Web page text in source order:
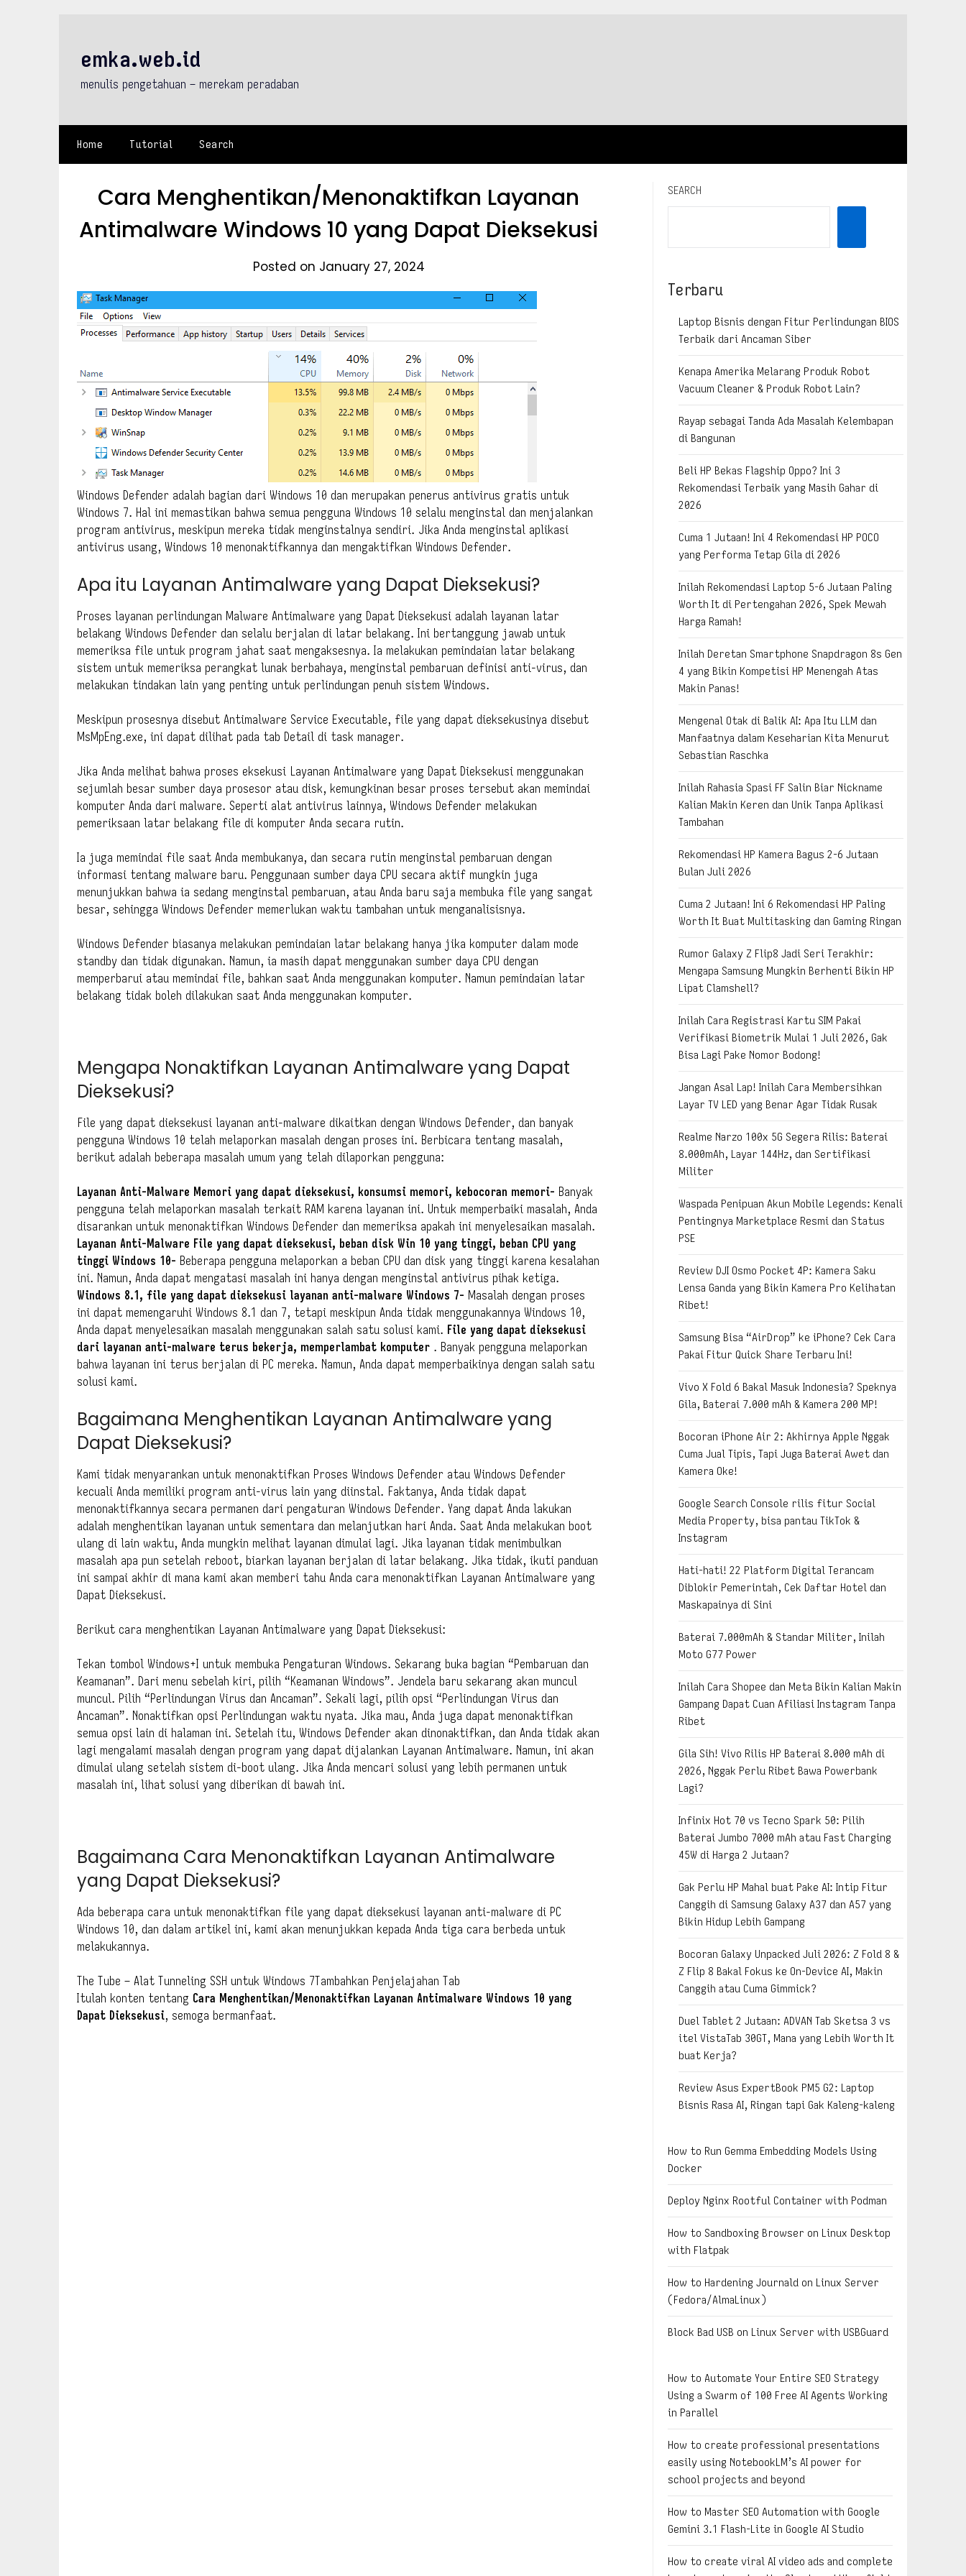
emka.web.id
menulis pengetahuan – merekam peradaban
Home Tutorial Search
Cara Menghentikan/Menonaktifkan Layanan
Antimalware Windows 10 yang Dapat Dieksekusi
Posted on January 27, 2024
Windows Defender adalah bagian dari Windows 10 dan merupakan penerus antivirus gratis untuk
Windows 7. Hal ini memastikan bahwa semua pengguna Windows 10 selalu menginstal dan menjalankan
program antivirus, meskipun mereka tidak menginstalnya sendiri. Jika Anda menginstal aplikasi
antivirus usang, Windows 10 menonaktifkannya dan mengaktifkan Windows Defender.
Apa itu Layanan Antimalware yang Dapat Dieksekusi?
Proses layanan perlindungan Malware Antimalware yang Dapat Dieksekusi adalah layanan latar
belakang Windows Defender dan selalu berjalan di latar belakang. Ini bertanggung jawab untuk
memeriksa file untuk program jahat saat mengaksesnya. Ia melakukan pemindaian latar belakang
sistem untuk memeriksa perangkat lunak berbahaya, menginstal pembaruan definisi anti-virus, dan
melakukan tindakan lain yang penting untuk perlindungan penuh sistem Windows.
Meskipun prosesnya disebut Antimalware Service Executable, file yang dapat dieksekusinya disebut
MsMpEng.exe, ini dapat dilihat pada tab Detail di task manager.
Jika Anda melihat bahwa proses eksekusi Layanan Antimalware yang Dapat Dieksekusi menggunakan
sejumlah besar sumber daya prosesor atau disk, kemungkinan besar proses tersebut akan memindai
komputer Anda dari malware. Seperti alat antivirus lainnya, Windows Defender melakukan
pemeriksaan latar belakang file di komputer Anda secara rutin.
Ia juga memindai file saat Anda membukanya, dan secara rutin menginstal pembaruan dengan
informasi tentang malware baru. Penggunaan sumber daya CPU secara aktif mungkin juga
menunjukkan bahwa ia sedang menginstal pembaruan, atau Anda baru saja membuka file yang sangat
besar, sehingga Windows Defender memerlukan waktu tambahan untuk menganalisisnya.
Windows Defender biasanya melakukan pemindaian latar belakang hanya jika komputer dalam mode
standby dan tidak digunakan. Namun, ia masih dapat menggunakan sumber daya CPU dengan
memperbarui atau memindai file, bahkan saat Anda menggunakan komputer. Namun pemindaian latar
belakang tidak boleh dilakukan saat Anda menggunakan komputer.
Mengapa Nonaktifkan Layanan Antimalware yang Dapat
Dieksekusi?
File yang dapat dieksekusi layanan anti-malware dikaitkan dengan Windows Defender, dan banyak
pengguna Windows 10 telah melaporkan masalah dengan proses ini. Berbicara tentang masalah,
berikut adalah beberapa masalah umum yang telah dilaporkan pengguna:
Layanan Anti-Malware Memori yang dapat dieksekusi, konsumsi memori, kebocoran memori- Banyak
pengguna telah melaporkan masalah terkait RAM karena layanan ini. Untuk memperbaiki masalah, Anda
disarankan untuk menonaktifkan Windows Defender dan memeriksa apakah ini menyelesaikan masalah.
Layanan Anti-Malware File yang dapat dieksekusi, beban disk Win 10 yang tinggi, beban CPU yang
tinggi Windows 10- Beberapa pengguna melaporkan a beban CPU dan disk yang tinggi karena kesalahan
ini. Namun, Anda dapat mengatasi masalah ini hanya dengan menginstal antivirus pihak ketiga.
Windows 8.1, file yang dapat dieksekusi layanan anti-malware Windows 7- Masalah dengan proses
ini dapat memengaruhi Windows 8.1 dan 7, tetapi meskipun Anda tidak menggunakannya Windows 10,
Anda dapat menyelesaikan masalah menggunakan salah satu solusi kami. File yang dapat dieksekusi
dari layanan anti-malware terus bekerja, memperlambat komputer . Banyak pengguna melaporkan
bahwa layanan ini terus berjalan di PC mereka. Namun, Anda dapat memperbaikinya dengan salah satu
solusi kami.
Bagaimana Menghentikan Layanan Antimalware yang
Dapat Dieksekusi?
Kami tidak menyarankan untuk menonaktifkan Proses Windows Defender atau Windows Defender
kecuali Anda memiliki program anti-virus lain yang diinstal. Faktanya, Anda tidak dapat
menonaktifkannya secara permanen dari pengaturan Windows Defender. Yang dapat Anda lakukan
adalah menghentikan layanan untuk sementara dan melanjutkan hari Anda. Saat Anda melakukan boot
ulang di lain waktu, Anda mungkin melihat layanan dimulai lagi. Jika layanan tidak menimbulkan
masalah apa pun setelah reboot, biarkan layanan berjalan di latar belakang. Jika tidak, ikuti panduan
ini sampai akhir di mana kami akan memberi tahu Anda cara menonaktifkan Layanan Antimalware yang
Dapat Dieksekusi.
Berikut cara menghentikan Layanan Antimalware yang Dapat Dieksekusi:
Tekan tombol Windows+I untuk membuka Pengaturan Windows. Sekarang buka bagian “Pembaruan dan
Keamanan”. Dari menu sebelah kiri, pilih “Keamanan Windows”. Jendela baru sekarang akan muncul
muncul. Pilih “Perlindungan Virus dan Ancaman”. Sekali lagi, pilih opsi “Perlindungan Virus dan
Ancaman”. Nonaktifkan opsi Perlindungan waktu nyata. Jika mau, Anda juga dapat menonaktifkan
semua opsi lain di halaman ini. Setelah itu, Windows Defender akan dinonaktifkan, dan Anda tidak akan
lagi mengalami masalah dengan program yang dapat dijalankan Layanan Antimalware. Namun, ini akan
dimulai ulang setelah sistem di-boot ulang. Jika Anda mencari solusi yang lebih permanen untuk
masalah ini, lihat solusi yang diberikan di bawah ini.
Bagaimana Cara Menonaktifkan Layanan Antimalware
yang Dapat Dieksekusi?
Ada beberapa cara untuk menonaktifkan file yang dapat dieksekusi layanan anti-malware di PC
Windows 10, dan dalam artikel ini, kami akan menunjukkan kepada Anda tiga cara berbeda untuk
melakukannya.
The Tube – Alat Tunneling SSH untuk Windows 7Tambahkan Penjelajahan Tab
Itulah konten tentang Cara Menghentikan/Menonaktifkan Layanan Antimalware Windows 10 yang
Dapat Dieksekusi, semoga bermanfaat.
SEARCH
Terbaru
Laptop Bisnis dengan Fitur Perlindungan BIOS
Terbaik dari Ancaman Siber
Kenapa Amerika Melarang Produk Robot
Vacuum Cleaner & Produk Robot Lain?
Rayap sebagai Tanda Ada Masalah Kelembapan
di Bangunan
Beli HP Bekas Flagship Oppo? Ini 3
Rekomendasi Terbaik yang Masih Gahar di
2026
Cuma 1 Jutaan! Ini 4 Rekomendasi HP POCO
yang Performa Tetap Gila di 2026
Inilah Rekomendasi Laptop 5-6 Jutaan Paling
Worth It di Pertengahan 2026, Spek Mewah
Harga Ramah!
Inilah Deretan Smartphone Snapdragon 8s Gen
4 yang Bikin Kompetisi HP Menengah Atas
Makin Panas!
Mengenal Otak di Balik AI: Apa Itu LLM dan
Manfaatnya dalam Keseharian Kita Menurut
Sebastian Raschka
Inilah Rahasia Spasi FF Salin Biar Nickname
Kalian Makin Keren dan Unik Tanpa Aplikasi
Tambahan
Rekomendasi HP Kamera Bagus 2-6 Jutaan
Bulan Juli 2026
Cuma 2 Jutaan! Ini 6 Rekomendasi HP Paling
Worth It Buat Multitasking dan Gaming Ringan
Rumor Galaxy Z Flip8 Jadi Seri Terakhir:
Mengapa Samsung Mungkin Berhenti Bikin HP
Lipat Clamshell?
Inilah Cara Registrasi Kartu SIM Pakai
Verifikasi Biometrik Mulai 1 Juli 2026, Gak
Bisa Lagi Pake Nomor Bodong!
Jangan Asal Lap! Inilah Cara Membersihkan
Layar TV LED yang Benar Agar Tidak Rusak
Realme Narzo 100x 5G Segera Rilis: Baterai
8.000mAh, Layar 144Hz, dan Sertifikasi
Militer
Waspada Penipuan Akun Mobile Legends: Kenali
Pentingnya Marketplace Resmi dan Status
PSE
Review DJI Osmo Pocket 4P: Kamera Saku
Lensa Ganda yang Bikin Kamera Pro Kelihatan
Ribet!
Samsung Bisa “AirDrop” ke iPhone? Cek Cara
Pakai Fitur Quick Share Terbaru Ini!
Vivo X Fold 6 Bakal Masuk Indonesia? Speknya
Gila, Baterai 7.000 mAh & Kamera 200 MP!
Bocoran iPhone Air 2: Akhirnya Apple Nggak
Cuma Jual Tipis, Tapi Juga Baterai Awet dan
Kamera Oke!
Google Search Console rilis fitur Social
Media Property, bisa pantau TikTok &
Instagram
Hati-hati! 22 Platform Digital Terancam
Diblokir Pemerintah, Cek Daftar Hotel dan
Maskapainya di Sini
Baterai 7.000mAh & Standar Militer, Inilah
Moto G77 Power
Inilah Cara Shopee dan Meta Bikin Kalian Makin
Gampang Dapat Cuan Afiliasi Instagram Tanpa
Ribet
Gila Sih! Vivo Rilis HP Baterai 8.000 mAh di
2026, Nggak Perlu Ribet Bawa Powerbank
Lagi?
Infinix Hot 70 vs Tecno Spark 50: Pilih
Baterai Jumbo 7000 mAh atau Fast Charging
45W di Harga 2 Jutaan?
Gak Perlu HP Mahal buat Pake AI: Intip Fitur
Canggih di Samsung Galaxy A37 dan A57 yang
Bikin Hidup Lebih Gampang
Bocoran Galaxy Unpacked Juli 2026: Z Fold 8 &
Z Flip 8 Bakal Fokus ke On-Device AI, Makin
Canggih atau Cuma Gimmick?
Duel Tablet 2 Jutaan: ADVAN Tab Sketsa 3 vs
itel VistaTab 30GT, Mana yang Lebih Worth It
buat Kerja?
Review Asus ExpertBook PM5 G2: Laptop
Bisnis Rasa AI, Ringan tapi Gak Kaleng-kaleng
How to Run Gemma Embedding Models Using
Docker
Deploy Nginx Rootful Container with Podman
How to Sandboxing Browser on Linux Desktop
with Flatpak
How to Hardening Journald on Linux Server
(Fedora/AlmaLinux)
Block Bad USB on Linux Server with USBGuard
How to Automate Your Entire SEO Strategy
Using a Swarm of 100 Free AI Agents Working
in Parallel
How to create professional presentations
easily using NotebookLM’s AI power for
school projects and beyond
How to Master SEO Automation with Google
Gemini 3.1 Flash-Lite in Google AI Studio
How to create viral AI video ads and complete